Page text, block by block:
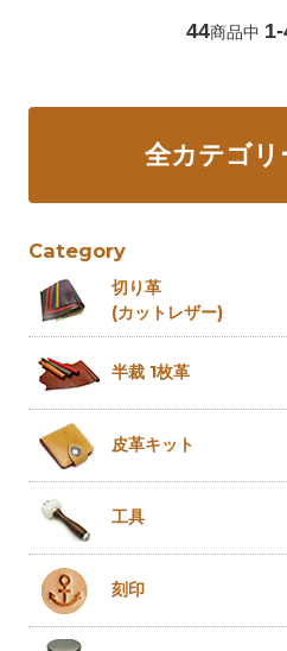
44商品中
全カテゴリ
Category
切り革
(カットレザー)
半裁 1枚革
皮革キット
工具
刻印